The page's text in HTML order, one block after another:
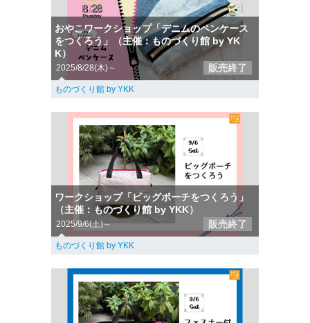
おやこワークショップ「デニムのペンケース
をつくろう」（主催：ものづくり館 by YK
K）
2025/8/28(木)～ 販売終了
ものづくり館 by YKK
ワークショップ「ビッグポーチをつくろう」
（主催：ものづくり館 by YKK）
2025/9/6(土)～ 販売終了
ものづくり館 by YKK